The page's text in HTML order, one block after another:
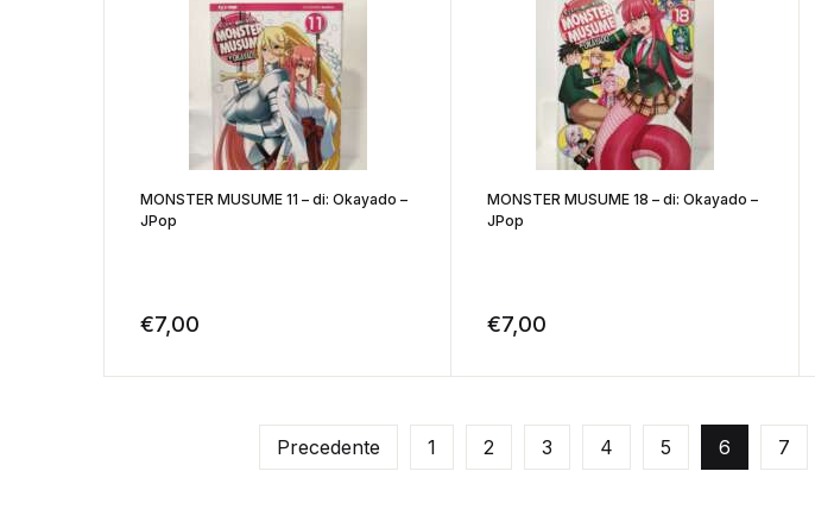
MONSTER MUSUME 11 – di: Okayado –
JPop
€7,00
MONSTER MUSUME 18 – di: Okayado –
JPop
€7,00
Precedente 1 2 3 4 5 6 7